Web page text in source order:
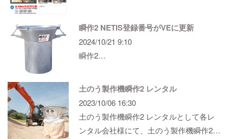
瞬作2 NETIS登録番号がVEに更新
2024/10/21 9:10
瞬作2…
土のう製作機瞬作2 レンタル
2023/10/06 16:30
土のう製作機瞬作2 レンタルとして各レ
ンタル会社様にて、土のう製作機瞬作2…